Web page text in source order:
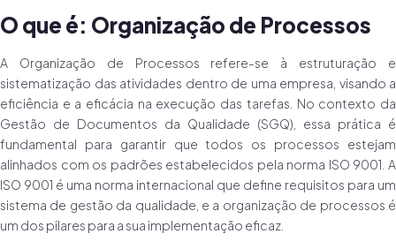
O que é: Organização de Processos
A Organização de Processos refere-se à estruturação e
sistematização das atividades dentro de uma empresa, visando a
eficiência e a eficácia na execução das tarefas. No contexto da
Gestão de Documentos da Qualidade (SGQ), essa prática é
fundamental para garantir que todos os processos estejam
alinhados com os padrões estabelecidos pela norma ISO 9001. A
ISO 9001 é uma norma internacional que define requisitos para um
sistema de gestão da qualidade, e a organização de processos é
um dos pilares para a sua implementação eficaz.